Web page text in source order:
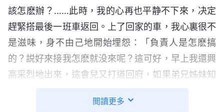
該怎麽辦？……此時，我的心再也平静不下來，决定
趕緊搭最後一班車返回。上了回家的車，我心裏很不
是滋味，身不由己地開始埋怨：「負責人是怎麽搞
的？説好來接我怎麽就没來呢？這可好，早上我還興
高采烈地出來，這會兒又打道回府，如果弟兄姊妹知
負責人臨時改變主意没提拔我啊？唉！若真是這樣，
閲讀更多